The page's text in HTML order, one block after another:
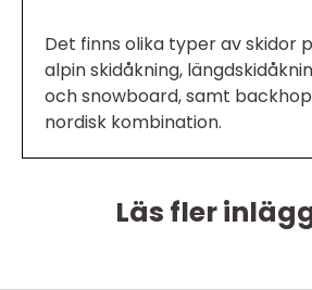
Det finns olika typer av skidor
alpin skidåkning,
och snowboard, samt
nordisk kombination.
Läs fler